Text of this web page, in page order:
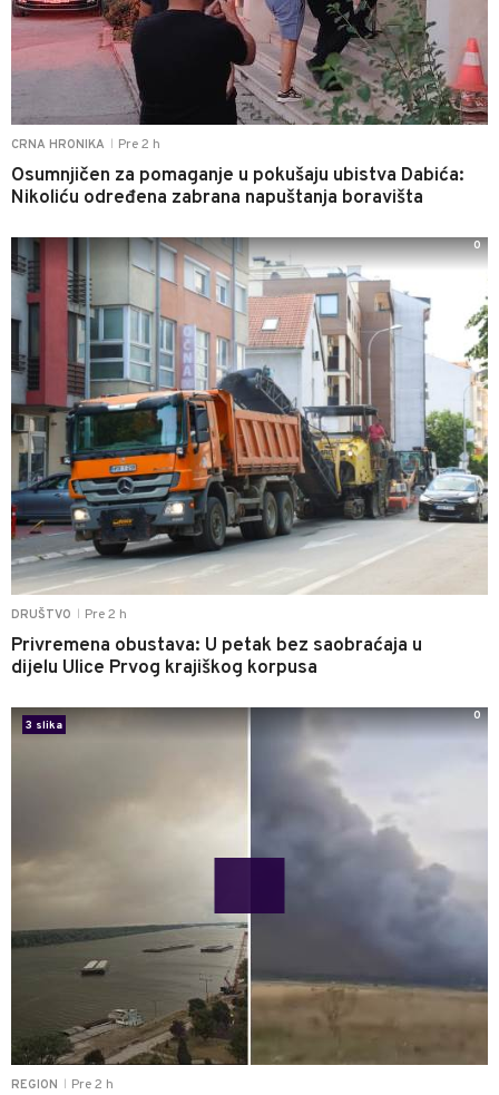
CRNA HRONIKA Pre 2 h
Osumnjičen za pomaganje u pokušaju ubistva Dabića:
Nikoliću određena zabrana napuštanja boravišta
DRUŠTVO Pre 2 h
Privremena obustava: U petak bez saobraćaja u
dijelu Ulice Prvog krajiškog korpusa
0
REGION Pre 2 h
3 slika
0